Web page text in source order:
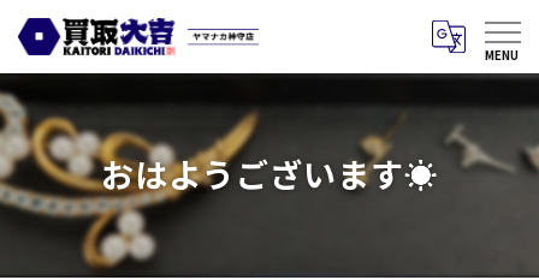
おはようございます☀